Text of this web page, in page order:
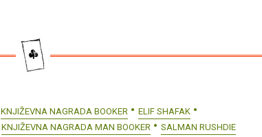
KNJIŽEVNA NAGRADA BOOKER
ELIF SHAFAK
KNJIŽEVNA NAGRADA MAN BOOKER SALMAN RUSHDIE